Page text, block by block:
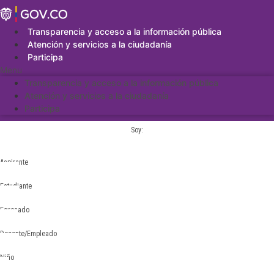
Saltar
al
contenidoTransparencia y acceso a la información pública
Atención y servicios a la ciudadanía
Participa
Menu
Transparencia y acceso a la información pública
Atención y servicios a la ciudadanía
Participa
Soy:
Aspirante
Estudiante
Egresado
Docente/Empleado
Niño